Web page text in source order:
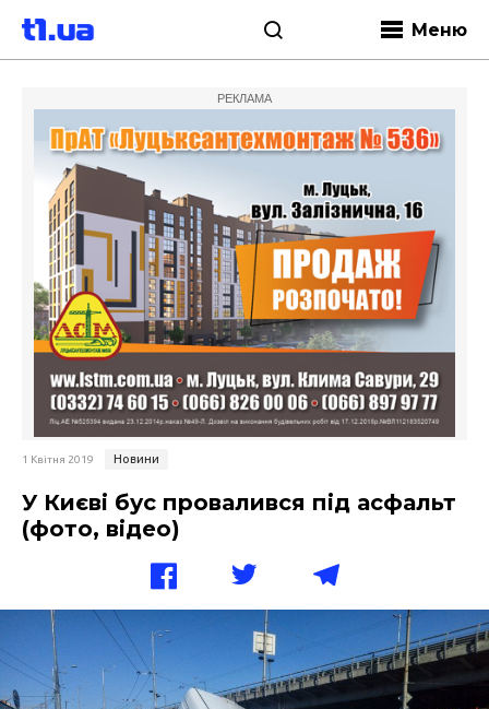
Меню
РЕКЛАМА
1 Квітня 2019 Новини
У Києві бус провалився під асфальт
(фото, відео)